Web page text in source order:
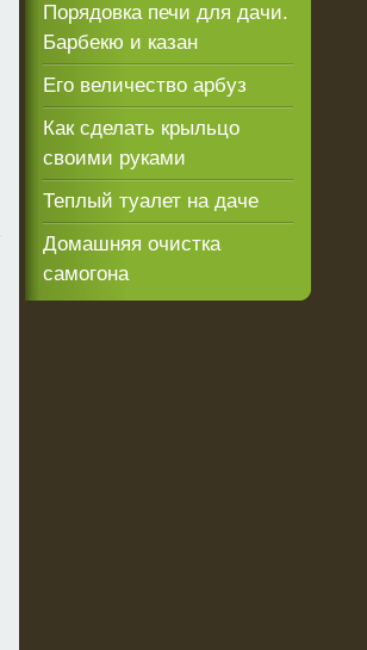
Порядовка печи для дачи.
Барбекю и казан
Его величество арбуз
Как сделать крыльцо
своими руками
Теплый туалет на даче
Домашняя очистка
самогона